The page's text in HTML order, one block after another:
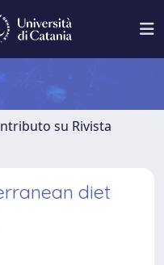
su Rivista
diet